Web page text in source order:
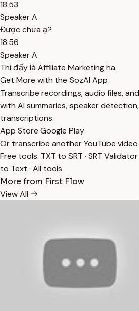
18:53
Speaker A
Được chưa ạ?
18:56
Speaker A
Thì đấy là Affiliate Marketing ha.
Get More with the SozAI App
Transcribe recordings, audio files,
with AI summaries, speaker
transcriptions.
App Store Google Play
Or transcribe another YouTube
Free tools: TXT to SRT · SRT Validator
to Text · All tools
More from First Flow
View All